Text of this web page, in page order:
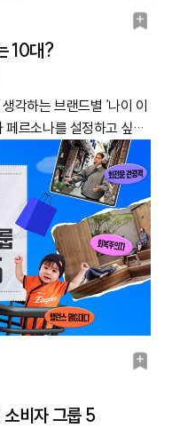
갈수록 짧아지고 있다고
검색량 최고점에서 절반
고 하는데요. 비교적 최근
), 두쫀쿠(2025~2026
는 거예요. 유행 기간이 거
트렌드라는 건 알겠어…
어오는 문의 사항도 달라
지’, ‘트렌드를 어떻게 찾는
트렌드가 얼마나 갈 것
같은지’ 질문하는 분들이
, 자주 생기다 보니 이제 브
’를 넘어, ‘이 트렌드가 얼
반영한 제품, 서비스를 출
부지기수로 발생하고 있
위해, ‘트렌드 지속 기
대해 잠시 안내해 드릴게
고점 전후로 고점 대비
점 대비 일일 검색량
10대?
각하는 브랜드별 ‘나이 이
페르소나를 설정하고 싶은
어보셨나요? 틱톡을 중
술자리 같은 유흥을 즐기
돌보며 차분한 시간을 보내
라는 표현은 조금 더 익
적으로 소비하는 모습을
자가 많은 쇼핑몰이나 ‘러
비층으로 떠오르고 있습니
과 취미가 연령대의 경계
특정 브랜드나 관심사를
달라지고 있지 않을까요?
대 유행템’처럼 오랫동안
금해집니다.이러한 변화
캐릿은 Z세대를 대상으
북
소비자 그룹 5
북